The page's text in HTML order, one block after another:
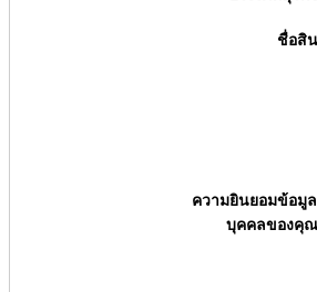
ชื่อสิ
ความยินยอมข้อมู
บุคคลของคุณ